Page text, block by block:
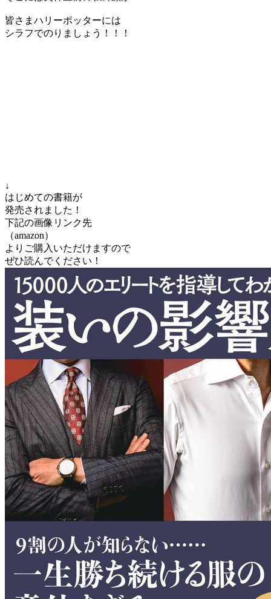
皆さまハリーポッターには
シラフでのりましょう！！！
↓
はじめての書籍が
発売されました！
下記の画像リンク先
（amazon）
よりご購入いただけますので
ぜひ読んでください！